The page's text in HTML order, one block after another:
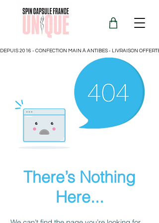
DEPUIS 2016 - CONFECTION MAIN À ANTIBES - LIVRAISON
There’s Nothing
Here...